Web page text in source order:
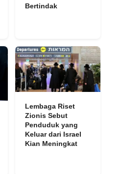
Bertindak
Lembaga Riset
Zionis Sebut
Penduduk yang
Keluar dari Israel
Kian Meningkat